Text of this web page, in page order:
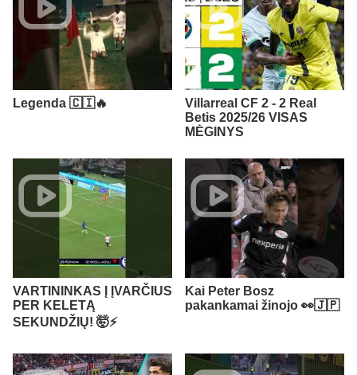
Legenda 🇨🇮🔥
Villarreal CF 2 - 2 Real
Betis 2025/26 VISAS
MĖGINYS
VARTININKAS Į ĮVARČIUS
PER KELETĄ
SEKUNDŽIŲ! 🤯⚡️
Kai Peter Bosz
pakankamai žinojo 👀🇯🇵